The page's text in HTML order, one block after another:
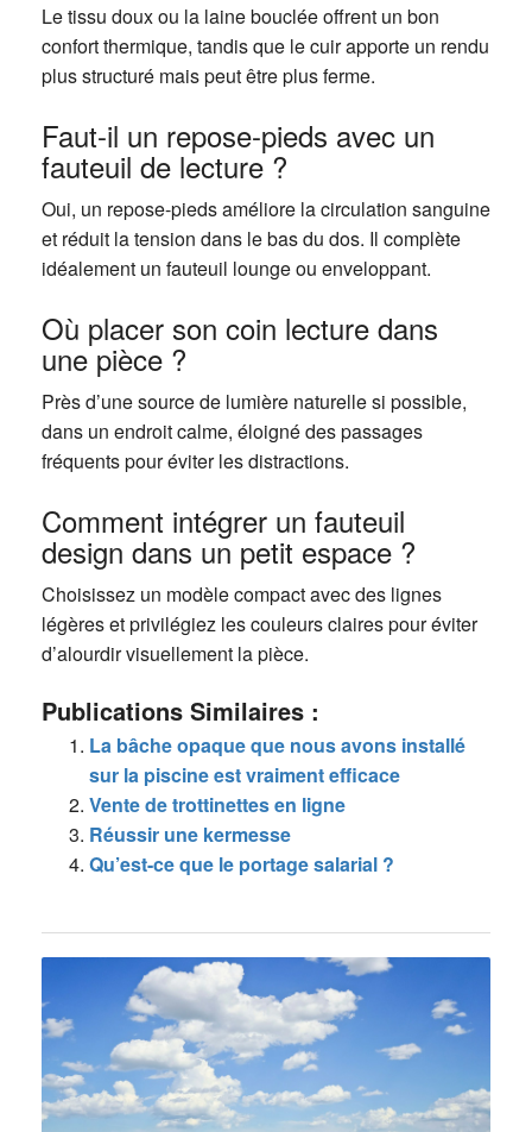
Le tissu doux ou la laine bouclée offrent un bon
confort thermique, tandis que le cuir apporte un rendu
plus structuré mais peut être plus ferme.
Faut-il un repose-pieds avec un
fauteuil de lecture ?
Oui, un repose-pieds améliore la circulation sanguine
et réduit la tension dans le bas du dos. Il complète
idéalement un fauteuil lounge ou enveloppant.
Où placer son coin lecture dans
une pièce ?
Près d’une source de lumière naturelle si possible,
dans un endroit calme, éloigné des passages
fréquents pour éviter les distractions.
Comment intégrer un fauteuil
design dans un petit espace ?
Choisissez un modèle compact avec des lignes
légères et privilégiez les couleurs claires pour éviter
d’alourdir visuellement la pièce.
Publications Similaires :
La bâche opaque que nous avons installé
sur la piscine est vraiment efficace
Vente de trottinettes en ligne
Réussir une kermesse
Qu’est-ce que le portage salarial ?